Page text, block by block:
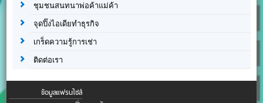
ชุมชนสนทนาพ่อค้าแม่ค้า
จุดปิ๊งไอเดียทำธุรกิจ
เกร็ดความรู้การเช่า
ติดต่อเรา
ข้อมูลแฟรนไชส์